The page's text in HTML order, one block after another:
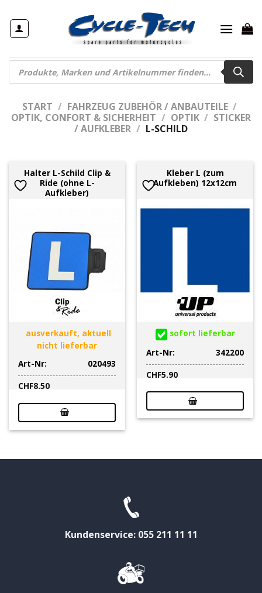
Inhalt
springen
Products
search
START / FAHRZEUG ZUBEHÖR / ANBAUTEILE /
OPTIK, CONFORT & SICHERHEIT / OPTIK / STICKER
/ AUFKLEBER / L-SCHILD
Halter L-Schild Clip &
Ride (ohne L-
Aufkleber)
ausverkauft, aktuell
nicht lieferbar
Art-Nr:
020493
CHF8.50
Kleber L (zum
Aufkleben) 12x12cm
sofort lieferbar
Art-Nr:
342200
CHF5.90
Kundenservice: 055 211 11 11